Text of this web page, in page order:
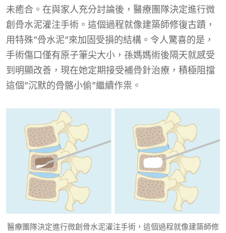
未癒合。在與家人充分討論後，醫療團隊決定進行微
創骨水泥灌注手術。這個過程就像建築師修復古蹟，
用特殊”骨水泥”來加固受損的結構。令人驚喜的是，
手術傷口僅有原子筆尖大小，孫媽媽術後隔天就感受
到明顯改善，現在她定期接受補骨針治療，積極阻擋
這個”沉默的骨骼小偷”繼續作祟。
醫療團隊決定進行微創骨水泥灌注手術，這個過程就像建築師修